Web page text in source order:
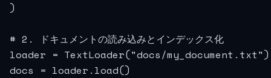
)
# 2. ドキュメントの読み込みとインデックス化
loader = TextLoader("docs/my_document.txt")
docs = loader.load()